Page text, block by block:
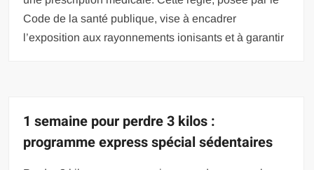
Code de la santé publique, vise à encadrer
l’exposition aux rayonnements ionisants et à garantir
1 semaine pour perdre 3 kilos :
programme express spécial sédentaires